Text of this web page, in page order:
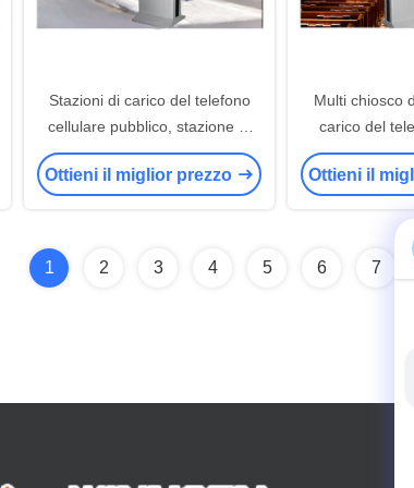
Stazioni di carico del telefono
cellulare pubblico, stazione di
carico del Usb per i dispositivi
multipli
Ottieni il miglior prezzo
Multi chiosco
carico del
della rete con il
di
Ottieni il
1 2 3 4 5 6 7